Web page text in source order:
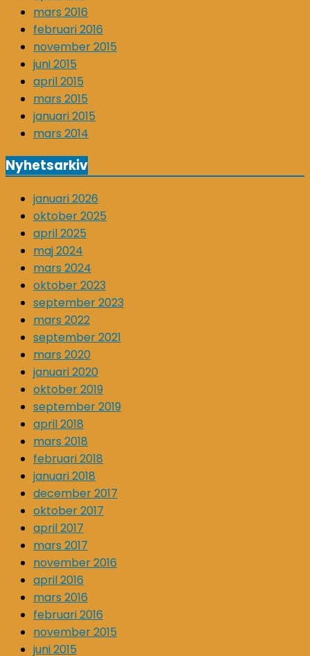
mars 2016
februari 2016
november 2015
juni 2015
april 2015
mars 2015
januari 2015
mars 2014
Nyhetsarkiv
januari 2026
oktober 2025
april 2025
maj 2024
mars 2024
oktober 2023
september 2023
mars 2022
september 2021
mars 2020
januari 2020
oktober 2019
september 2019
april 2018
mars 2018
februari 2018
januari 2018
december 2017
oktober 2017
april 2017
mars 2017
november 2016
april 2016
mars 2016
februari 2016
november 2015
juni 2015